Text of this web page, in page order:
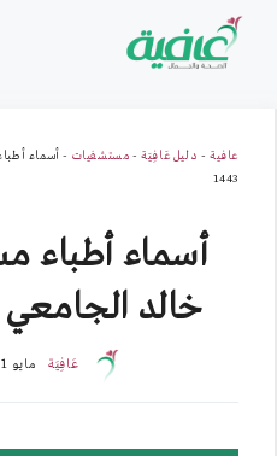
انتقل
عافية - دليل عَافِيَة- مستشفيات - أسماء
1443
أسماء أطباء
خالد الجامعي
عَافِيَة مايو 11, 2022